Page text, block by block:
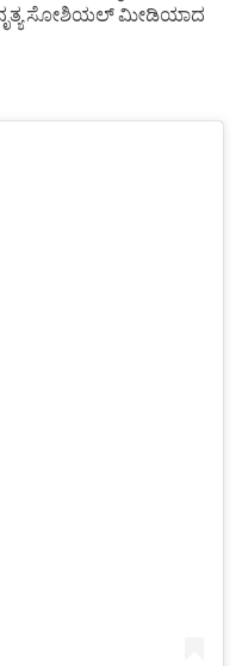
ನೃತ್ಯ ಸೋಶಿಯಲ್ ಮೀಡಿಯಾದ